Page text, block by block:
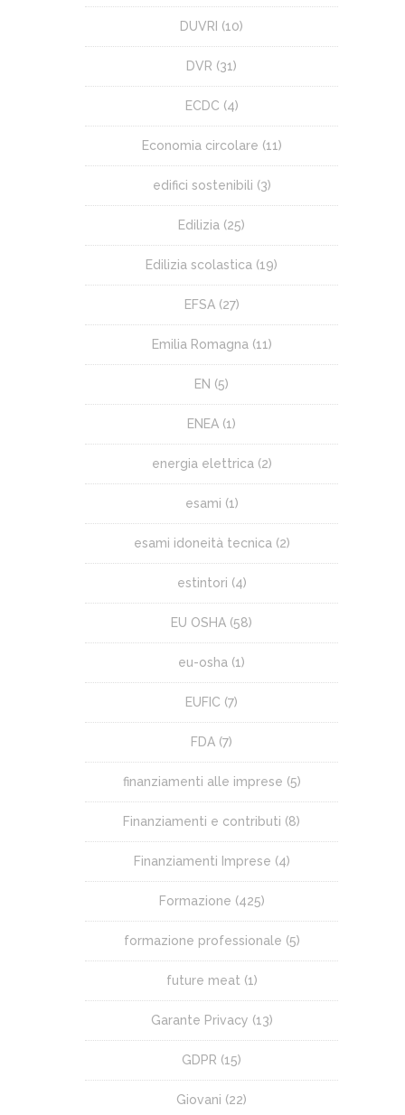
DUVRI (10)
DVR (31)
ECDC (4)
Economia circolare (11)
edifici sostenibili (3)
Edilizia (25)
Edilizia scolastica (19)
EFSA(27)
Emilia Romagna (11)
EN (5)
ENEA (1)
energia elettrica (2)
esami (1)
esami idoneità tecnica (2)
estintori (4)
EU OSHA (58)
eu-osha (1)
EUFIC (7)
FDA (7)
finanziamenti alle imprese (5)
Finanziamenti e contributi (8)
Finanziamenti Imprese (4)
Formazione (425)
formazione professionale (5)
future meat (1)
Garante Privacy (13)
GDPR (15)
Giovani (22)